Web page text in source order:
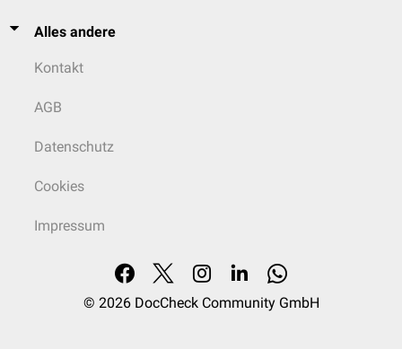
Alles andere
Kontakt
AGB
Datenschutz
Cookies
Impressum
© 2026 DocCheck Community GmbH